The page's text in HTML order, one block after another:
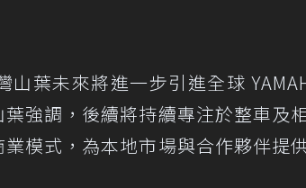
葉未來將進一步引進全球
強調，後續將持續專注於整車及
模式，為本地市場與合作夥伴提